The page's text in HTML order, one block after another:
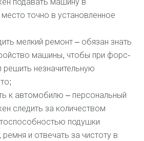
точно в установленное
мелкий ремонт – обязан знать
машины, чтобы при форс-
незначительную
к автомобилю – персональный
следить за количеством
подушки
и отвечать за чистоту в